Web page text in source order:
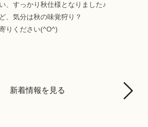
、すっかり秋仕様となりました♪
気分は秋の味覚狩り？
りください(^O^)
新着情報を見る